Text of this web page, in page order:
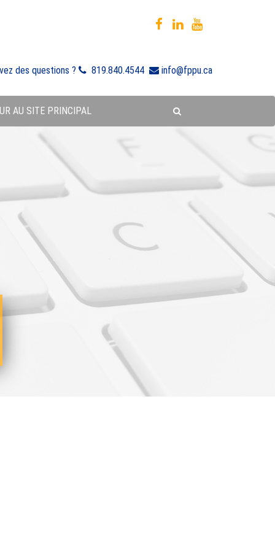
des questions ? 819.840.4544 info@fppu.ca
AU SITE PRINCIPAL